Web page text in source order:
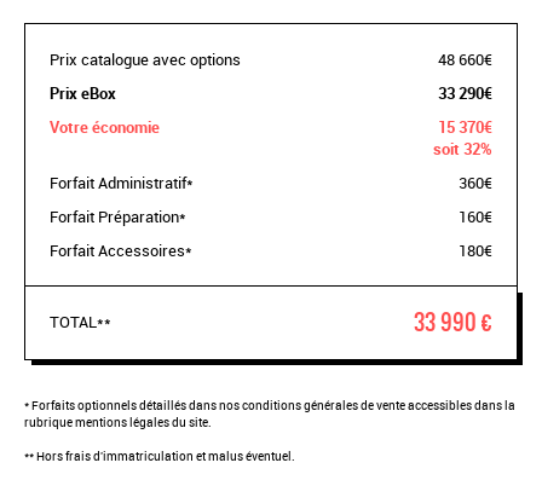
Prix catalogue avec options
48 660€
Prix eBox
33 290€
Votre économie
15 370€
soit 32%
Forfait Administratif*
360€
Forfait Préparation*
160€
Forfait Accessoires*
180€
TOTAL** 33 990 €
* Forfaits optionnels détaillés dans nos conditions générales de vente accessibles dans la
rubrique mentions légales du site.
** Hors frais d'immatriculation et malus éventuel.